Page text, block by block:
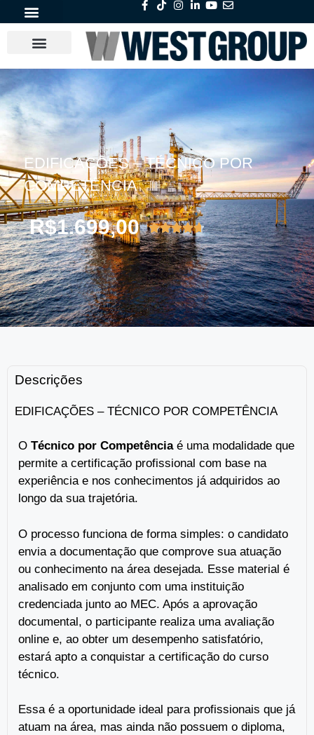
EDIFICAÇÕES – TÉCNICO POR
COMPETÊNCIA
R$1.699,00
Descrições
EDIFICAÇÕES – TÉCNICO POR COMPETÊNCIA
O Técnico por Competênciaé uma modalidade que
permite a certificação profissional com base na
experiência e nos conhecimentos já adquiridos ao
longo da sua trajetória.
O processo funciona de forma simples: o candidato
envia a documentação que comprove sua atuação
ou conhecimento na área desejada. Esse material é
analisado em conjunto com uma instituição
credenciada junto ao MEC. Após a aprovação
documental, o participante realiza uma avaliação
online e, ao obter um desempenho satisfatório,
estará apto a conquistar a certificação do curso
técnico.
Essa é a oportunidade ideal para profissionais que já
atuam na área, mas ainda não possuem o diploma,